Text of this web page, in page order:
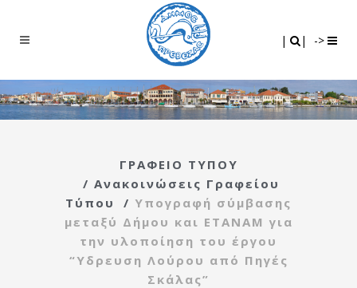
| | ->
ΓΡΑΦΕΙΟ ΤΥΠΟΥ
/ Ανακοινώσεις Γραφείου
Τύπου
/ Υπογραφή σύμβασης
μεταξύ Δήμου και ΕΤΑΝΑΜ για
την υλοποίηση του έργου
“Υδρευση Λούρου από Πηγές
Σκάλας”